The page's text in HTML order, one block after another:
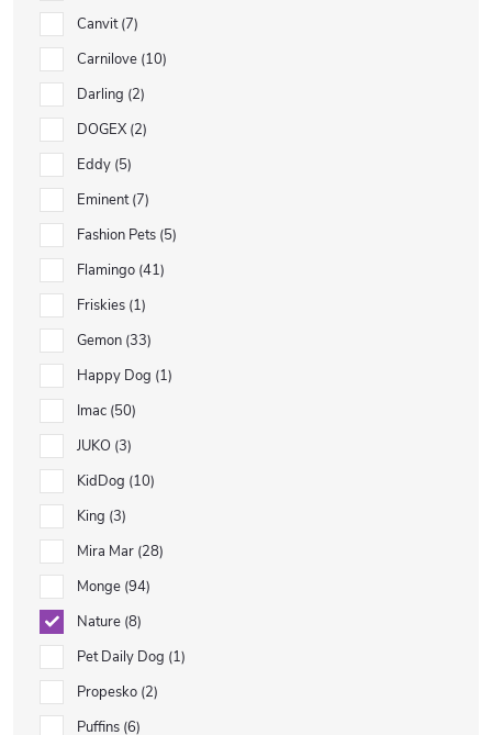
Canvit 7
Carnilove 10
Darling 2
DOGEX 2
Eddy 5
Eminent 7
Fashion Pets 5
Flamingo 41
Friskies 1
Gemon 33
Happy Dog 1
Imac 50
JUKO 3
KidDog 10
King 3
Mira Mar 28
Monge 94
Nature 8
Pet Daily Dog 1
Propesko 2
Puffins 6